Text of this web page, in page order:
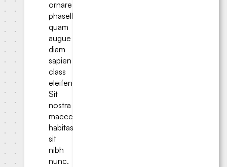
ornare
phasellus
quam
augue
diam
sapien
class
eleifend.
Sit
nostra
maecenas
habitasse
sit
nibh
nunc.